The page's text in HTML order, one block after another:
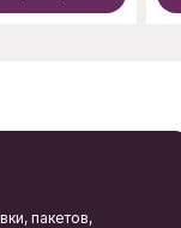
пакетов,